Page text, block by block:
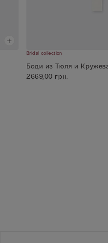
Bridal collection
Боди из Тюля и
2669,00 грн.